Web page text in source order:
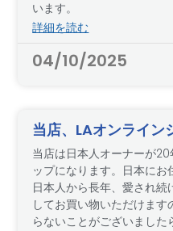
います。
詳細を読む
04/10/2025
当店、LAオンライン
当店は日本人オーナーが
ップになります。日本に
日本人から長年、愛され
してお買い物いただけま
らないことがございました